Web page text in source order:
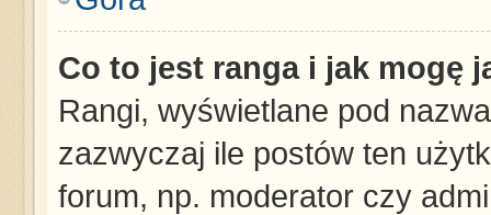
Co to jest ranga i jak mogę
Rangi, wyświetlane pod
zazwyczaj ile postów ten
forum, np. moderator czy